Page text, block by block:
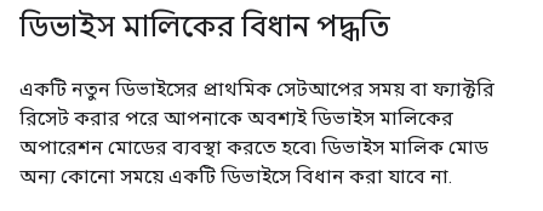
ডিভাইস মালিকের বিধান পদ্ধতি
একটি নতুন ডিভাইসের প্রাথমিক সেটআপের সময় বা ফ্যাক্টরি
রিসেট করার পরে আপনাকে অবশ্যই ডিভাইস মালিকের
অপারেশন মোডের ব্যবস্থা করতে হবে৷ ডিভাইস মালিক মোড
অন্য কোনো সময়ে একটি ডিভাইসে বিধান করা যাবে না.